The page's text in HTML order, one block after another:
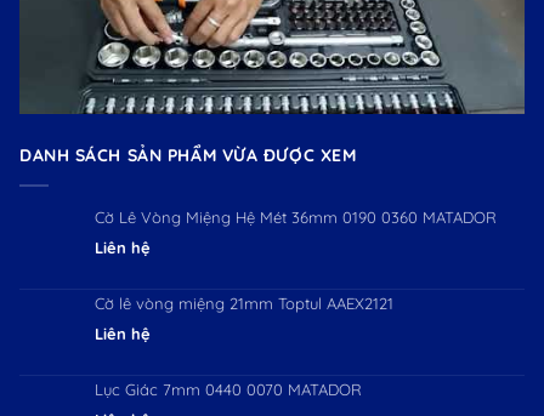
DANH SÁCH SẢN PHẨM VỪA ĐƯỢC XEM
Cờ Lê Vòng Miệng Hệ Mét 36mm 0190 0360 MATADOR
Liên hệ
Cờ lê vòng miệng 21mm Toptul AAEX2121
Liên hệ
Lục Giác 7mm 0440 0070 MATADOR